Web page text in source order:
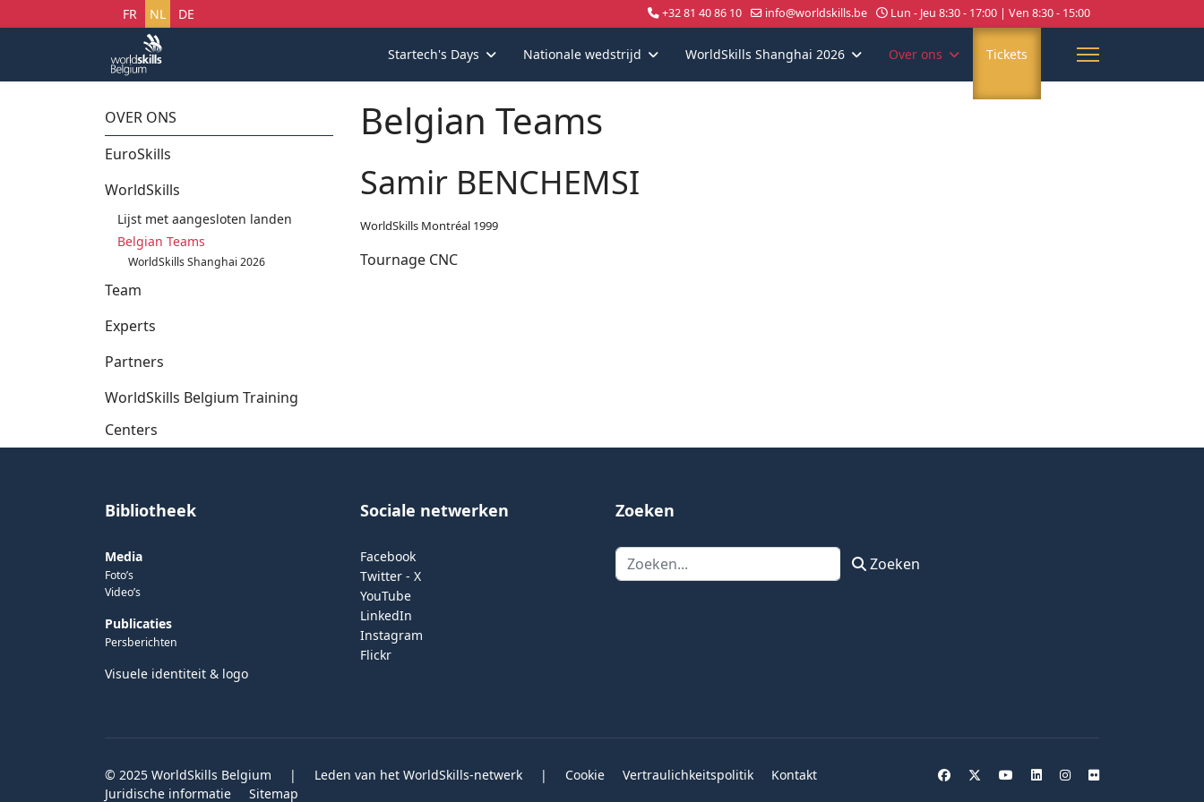
Selecteer uw taal
FR NL DE +32 81 40 86 10 info@worldskills.be Lun - Jeu 8:30 - 17:00 | Ven 8:30 - 15:00
Startech's Days Nationale wedstrijd WorldSkills Shanghai 2026 Over ons Tickets
OVER ONS
EuroSkills
WorldSkills
Lijst met aangesloten landen
Belgian Teams
WorldSkills Shanghai 2026
Team
Experts
Partners
WorldSkills Belgium Training
Centers
Belgian Teams
Samir BENCHEMSI
WorldSkills Montréal 1999
Tournage CNC
Bibliotheek
Media
Foto’s
Video’s
Publicaties
Persberichten
Visuele identiteit & logo
Sociale netwerken
Facebook
Twitter - X
YouTube
LinkedIn
Instagram
Flickr
Zoeken
Zoeken Zoeken
© 2025 WorldSkills Belgium | Leden van het WorldSkills-netwerk | Cookie Vertraulichkeitspolitik
Kontakt
Juridische informatie
Sitemap